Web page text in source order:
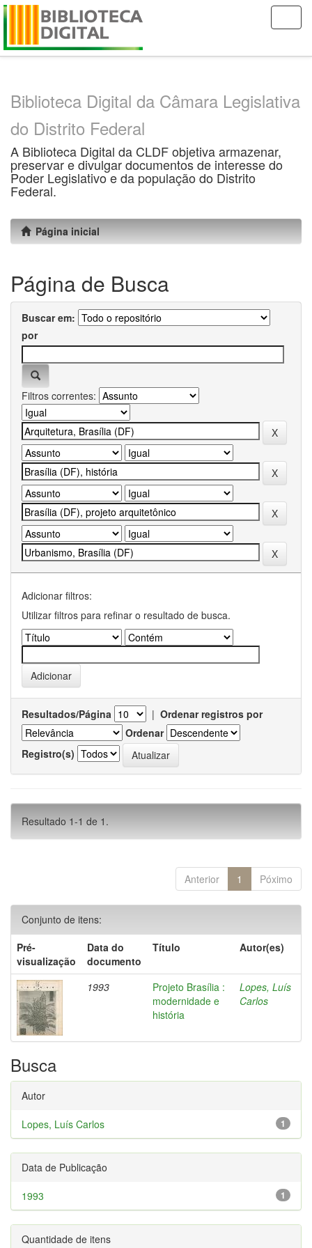
Skip
Biblioteca Digital da Câmara Legislativa
do Distrito Federal
A Biblioteca Digital da CLDF objetiva armazenar,
preservar e divulgar documentos de interesse do
Poder Legislativo e da população do Distrito
Federal.
Página inicial
Página de Busca
Buscar em:
por
Filtros correntes:
Adicionar filtros:
Utilizar filtros para refinar o resultado de busca.
Resultados/Página | Ordenar registros por
Ordenar
Registro(s)
Resultado 1-1 de 1.
Anterior 1 Póximo
Conjunto de itens:
Pré-
visualização
Data do
documento
Título Autor(es)
1993
Projeto Brasília :
modernidade e
história
Lopes, Luís
Carlos
Busca
Autor
1
Lopes, Luís Carlos
Data de Publicação
1
1993
Quantidade de itens